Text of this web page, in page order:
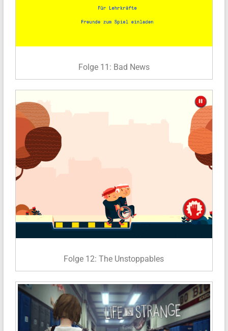
Folge 11: Bad News
Folge 12: The Unstoppables